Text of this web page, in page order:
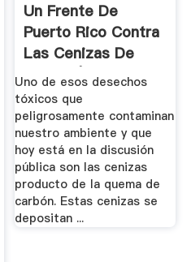
Un Frente De
Puerto Rico Contra
Las Cenizas De
Carbón | El ...
Uno de esos desechos
tóxicos que
peligrosamente contaminan
nuestro ambiente y que
hoy está en la discusión
pública son las cenizas
producto de la quema de
carbón. Estas cenizas se
depositan ...